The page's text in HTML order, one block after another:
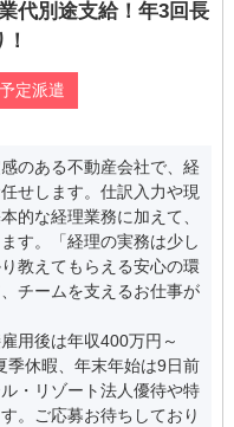
代別途支給！年3回長
定派遣
のある不動産会社で、経
せします。仕訳入力や現
的な経理業務に加えて、
す。「経理の実務は少し
教えてもらえる安心の環
チームを支えるお仕事が
用後は年収400万円～
季休暇、年末年始は9日前
・リゾート法人優待や特
。ご応募お待ちしており